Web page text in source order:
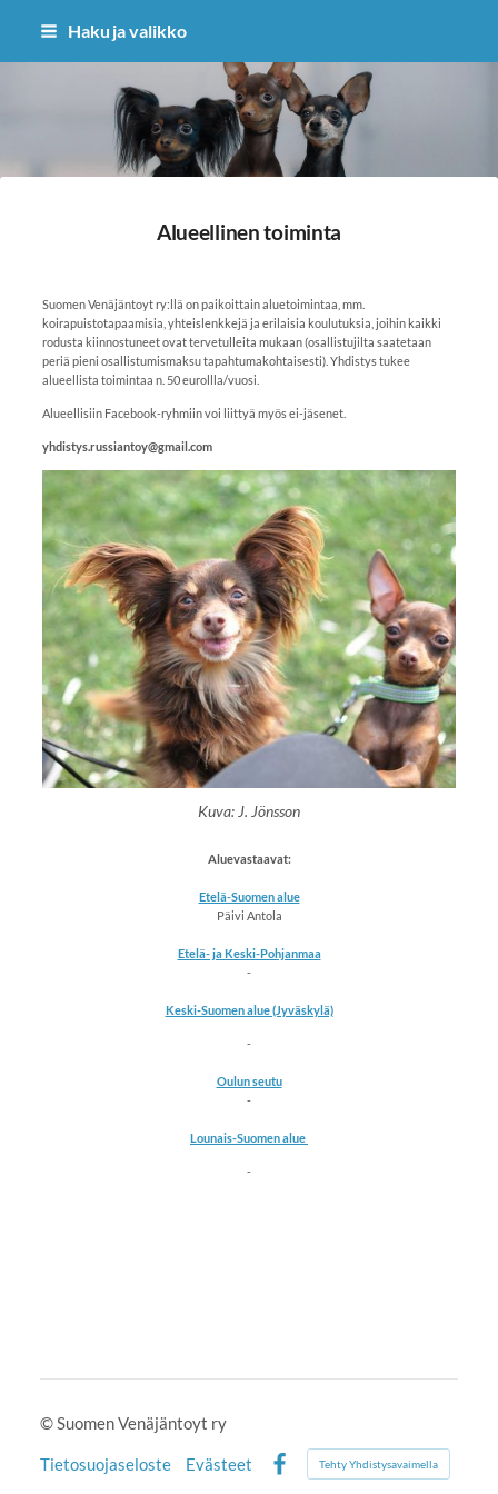
Haku ja valikko
Sivuston etusivulle
Alueellinen toiminta
Suomen Venäjäntoyt ry:llä on paikoittain aluetoimintaa, mm.
koirapuistotapaamisia, yhteislenkkejä ja erilaisia koulutuksia, joihin kaikki
rodusta kiinnostuneet ovat tervetulleita mukaan (osallistujilta saatetaan
periä pieni osallistumismaksu tapahtumakohtaisesti). Yhdistys tukee
alueellista toimintaa n. 50 eurollla/vuosi.
Alueellisiin Facebook-ryhmiin voi liittyä myös ei-jäsenet.
yhdistys.russiantoy@gmail.com
Kuva: J. Jönsson
Aluevastaavat:
Etelä-Suomen alue
Päivi Antola
Etelä- ja Keski-Pohjanmaa
-
Keski-Suomen alue (Jyväskylä)
-
Oulun seutu
-
Lounais-Suomen alue
-
©Suomen Venäjäntoyt ry
Tietosuojaseloste
Evästeet
Facebook
Tehty Yhdistysavaimella